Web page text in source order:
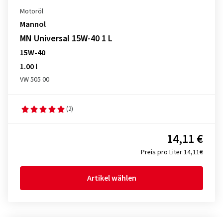
Motoröl
Mannol
MN Universal 15W-40 1 L
15W-40
1.00 l
VW 505 00
(2)
Preis pro Liter 14,11€
14,11 €
Artikel wählen